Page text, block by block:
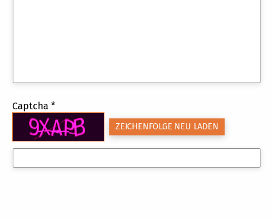
Captcha *
ZEICHENFOLGE NEU LADEN